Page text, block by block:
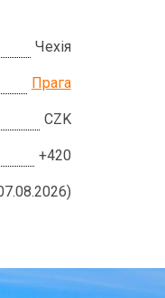
Чехія
Прага
CZK
+420